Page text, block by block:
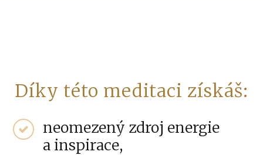
Díky této meditaci získáš:
neomezený zdroj energie
a inspirace,